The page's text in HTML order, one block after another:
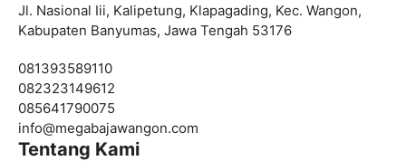
Jl. Nasional Iii, Kalipetung, Klapagading, Kec. Wangon,
Kabupaten Banyumas, Jawa Tengah 53176
081393589110
082323149612
085641790075
info@megabajawangon.com
Tentang Kami